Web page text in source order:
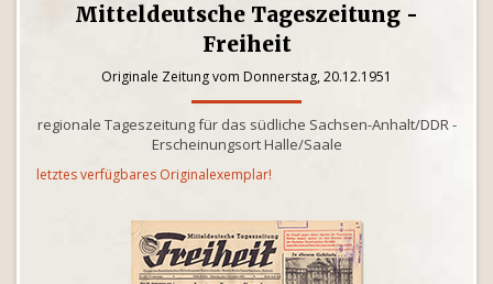
Mitteldeutsche Tageszeitung -
Freiheit
Originale Zeitung vom Donnerstag, 20.12.1951
regionale Tageszeitung für das südliche Sachsen-Anhalt/DDR -
Erscheinungsort Halle/Saale
letztes verfügbares Originalexemplar!